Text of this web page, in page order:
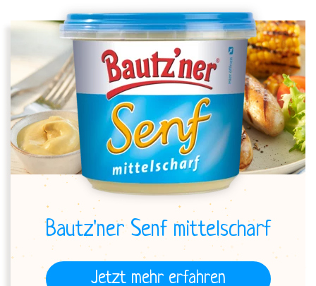
Bautz'ner Senf mittelscharf
Jetzt mehr erfahren